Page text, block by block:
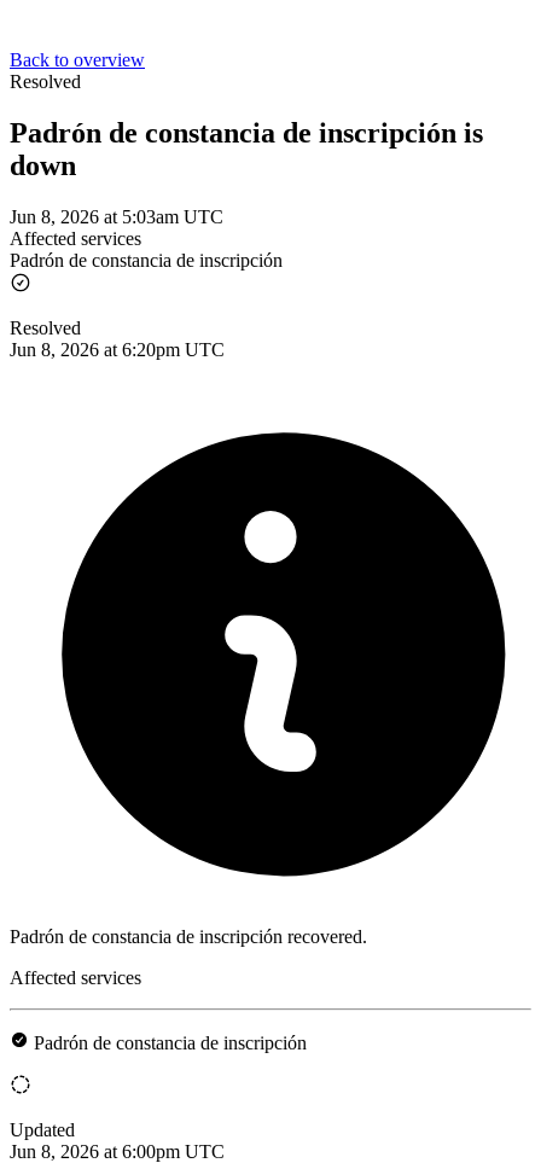
Back to overview
Resolved
Padrón de constancia de inscripción is
down
Jun 8, 2026 at 5:03am UTC
Affected services
Padrón de constancia de inscripción
Resolved
Jun 8, 2026 at 6:20pm UTC
Padrón de constancia de inscripción recovered.
Affected services
Padrón de constancia de inscripción
Updated
Jun 8, 2026 at 6:00pm UTC